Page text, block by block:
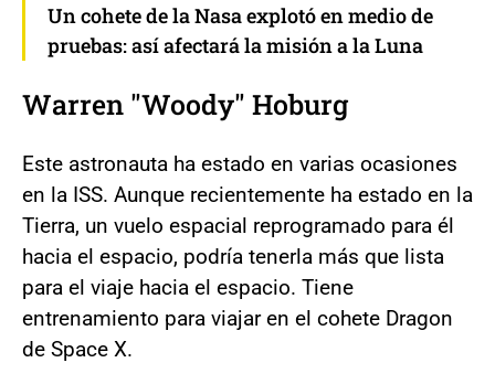
Un cohete de la Nasa explotó en medio de
pruebas: así afectará la misión a la Luna
Warren "Woody" Hoburg
Este astronauta ha estado en varias ocasiones
en la ISS. Aunque recientemente ha estado en la
Tierra, un vuelo espacial reprogramado para él
hacia el espacio, podría tenerla más que lista
para el viaje hacia el espacio. Tiene
entrenamiento para viajar en el cohete Dragon
de Space X.